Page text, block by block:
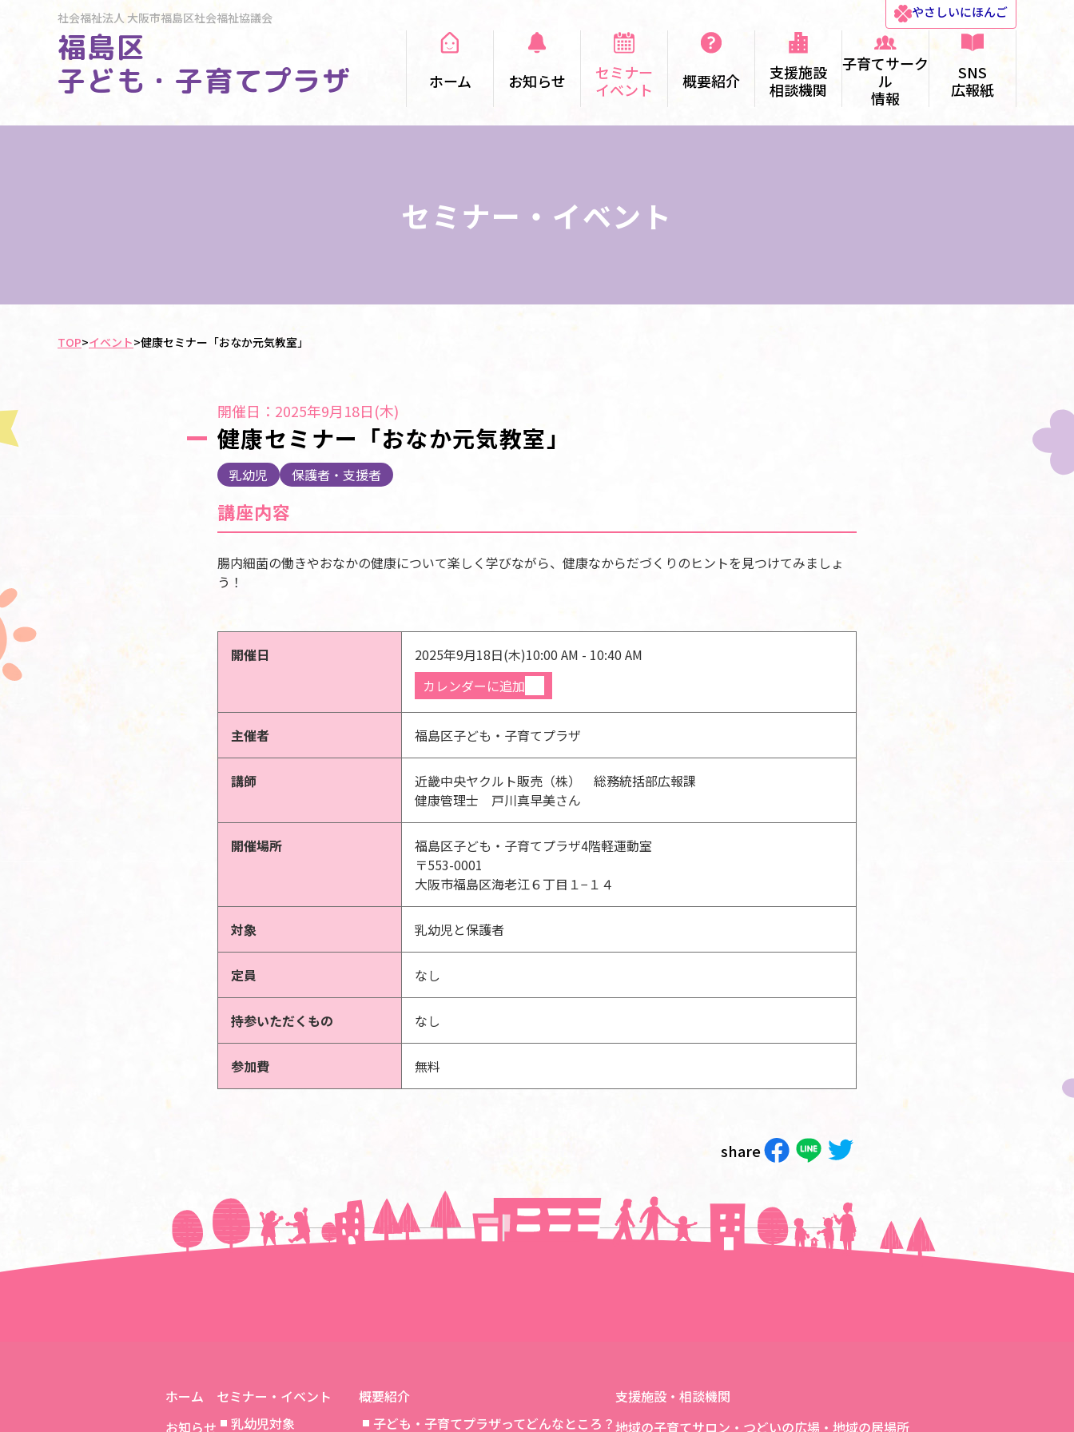
社会福祉法人大阪市福島区社会福祉協議会
福島区
子ども・子育てプラザ
やさしいにほんご
ホーム お知らせ
セミナー
イベント
概要紹介
支援施設
相談機関
子育てサーク
ル
情報
SNS
広報紙
セミナー・イベント
TOP>イベント>健康セミナー「おなか元気教室」
開催日：2025年9月18日(木)
健康セミナー「おなか元気教室」
乳幼児 保護者・支援者
講座内容
腸内細菌の働きやおなかの健康について楽しく学びながら、健康なからだづくりのヒントを見つけてみましょ
う！
開催日 2025年9月18日(木)10:00 AM - 10:40 AM
カレンダーに追加
主催者 福島区子ども・子育てプラザ
講師
近畿中央ヤクルト販売（株） 総務統括部広報課
健康管理士 戸川真早美さん
開催場所
福島区子ども・子育てプラザ4階軽運動室
〒553-0001
大阪市福島区海老江６丁目１−１４
対象 乳幼児と保護者
定員 なし
持参いただくもの なし
参加費 無料
share
＜＜前の記事へ 次の記事へ＞＞
ホーム
お知らせ
セミナー・イベント
乳幼児対象
概要紹介
子ども・子育てプラザってどんなところ？
支援施設・相談機関
地域の子育てサロン・つどいの広場・地域の居場所